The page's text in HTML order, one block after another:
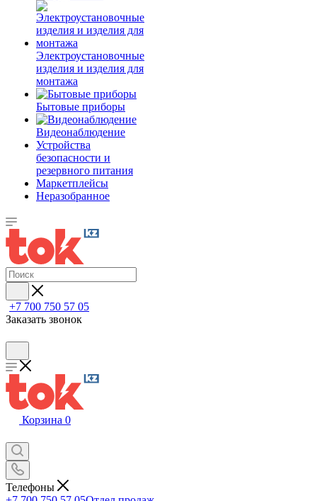
Электроустановочные
изделия и изделия для
монтажа
Бытовые приборы
Видеонаблюдение
Устройства
безопасности и
резервного питания
Маркетплейсы
Неразобранное
+7 700 750 57 05
Заказать звонок
Корзина 0
Телефоны